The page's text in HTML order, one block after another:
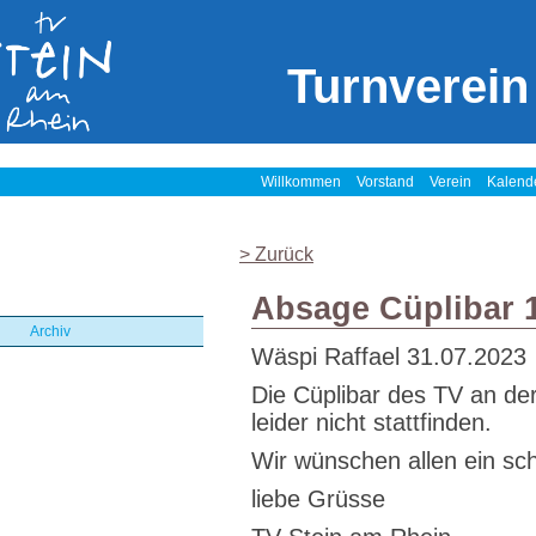
Willkommen Vorstand Verein
Archiv
> Zurück
Absage Cüplibar
Wäspi Raffael 31.07.2023
Die Cüplibar des TV an
leider nicht stattfinden.
Wir wünschen allen ein
liebe Grüsse